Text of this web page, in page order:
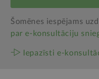
Šomēnes iespējams
par e‑konsultāciju
Iepazīsti e-